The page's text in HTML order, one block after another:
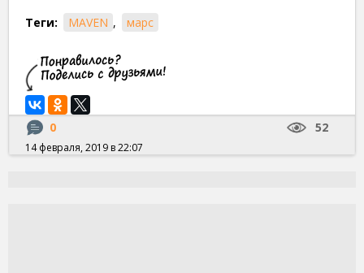
Теги: MAVEN , марс
0 52
14 февраля, 2019 в 22:07